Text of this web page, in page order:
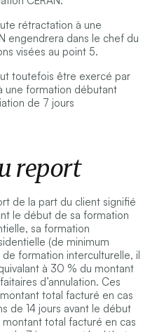
rétractation à une
engendrera dans le chef du
visées au point 5.
toutefois être exercé par
une formation débutant
de 7 jours
report
de la part du client signifié
le début de sa formation
sa formation
(de minimum
formation interculturelle, il
à 30 % du montant
d’annulation. Ces
total facturé en cas
de 14 jours avant le début
total facturé en cas